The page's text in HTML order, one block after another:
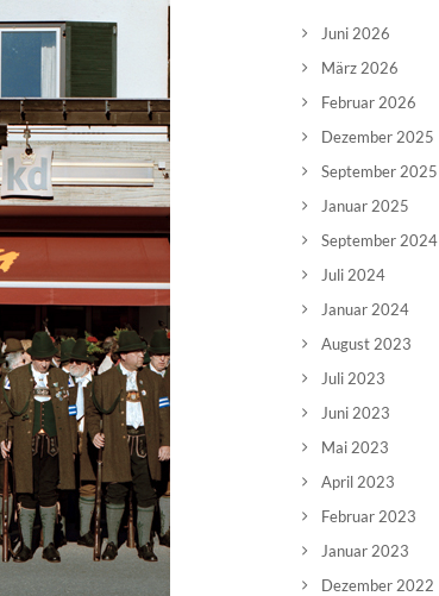
Juni 2026
März 2026
Februar 2026
Dezember 2025
September 2025
Januar 2025
September 2024
Juli 2024
Januar 2024
August 2023
Juli 2023
Juni 2023
Mai 2023
April 2023
Februar 2023
Januar 2023
Dezember 2022